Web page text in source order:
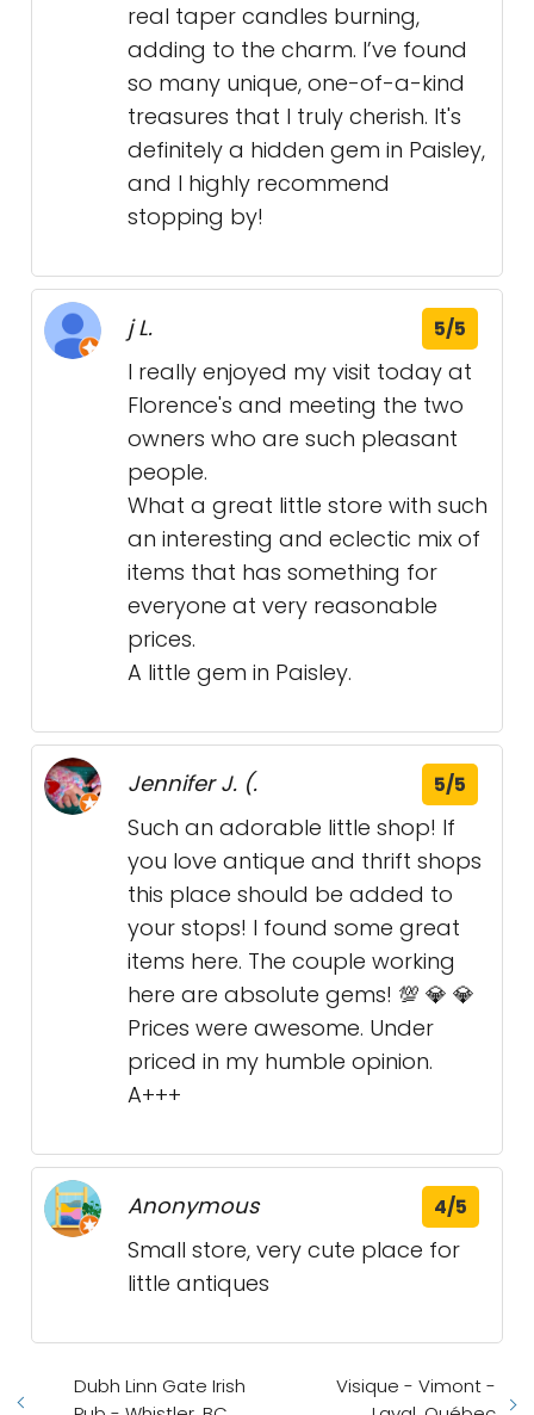
real taper candles burning,
adding to the charm. I’ve found
so many unique, one-of-a-kind
treasures that I truly cherish. It's
definitely a hidden gem in Paisley,
and I highly recommend
stopping by!
j L. 5/5
I really enjoyed my visit today at
Florence's and meeting the two
owners who are such pleasant
people.
What a great little store with such
an interesting and eclectic mix of
items that has something for
everyone at very reasonable
prices.
A little gem in Paisley.
Jennifer J. (. 5/5
Such an adorable little shop! If
you love antique and thrift shops
this place should be added to
your stops! I found some great
items here. The couple working
here are absolute gems! 💯 💎 💎
Prices were awesome. Under
priced in my humble opinion.
A+++
Anonymous 4/5
Small store, very cute place for
little antiques
Dubh Linn Gate Irish
Visique - Vimont -